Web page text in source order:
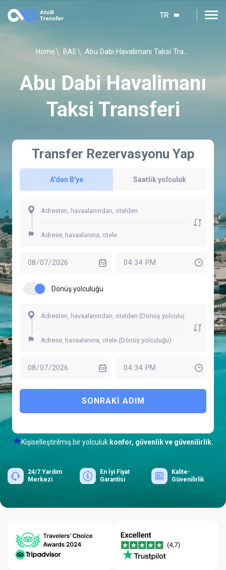
TR
Home BAE Abu Dabi Havalimanı Taksi Transferi
Abu Dabi Havalimanı
Taksi Transferi
Transfer Rezervasyonu Yap
A'dan B'ye Saatlik yolculuk
Dönüş yolculuğu
SONRAKI ADIM
Kişiselleştirilmiş bir yolculuk konfor, güvenlik ve güvenilirlik.
24/7 Yardım
Merkezi
En İyi Fiyat
Garantisi
Kalite-
Güvenilirlik